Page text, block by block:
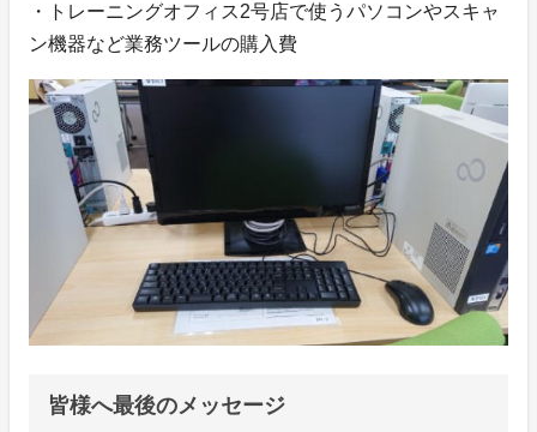
・トレーニングオフィス2号店で使うパソコンやスキャ
ン機器など業務ツールの購入費
皆様へ最後のメッセージ